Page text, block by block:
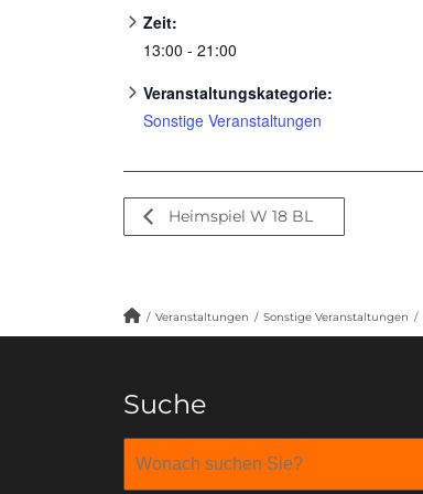
Zeit:
13:00 - 21:00
Veranstaltungskategorie:
Sonstige Veranstaltungen
Heimspiel W 18 BL
/ Veranstaltungen / Sonstige Veranstaltungen /
Suche